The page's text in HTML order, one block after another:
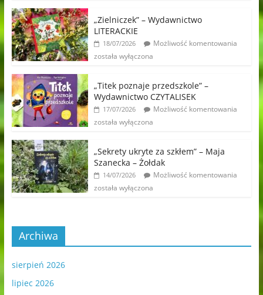
„Zielniczek” – Wydawnictwo
LITERACKIE
18/07/2026
Możliwość komentowania
została wyłączona
„Titek poznaje przedszkole” –
Wydawnictwo CZYTALISEK
17/07/2026
Możliwość komentowania
została wyłączona
„Sekrety ukryte za szkłem” – Maja
Szanecka – Żołdak
14/07/2026
Możliwość komentowania
została wyłączona
Archiwa
sierpień 2026
lipiec 2026